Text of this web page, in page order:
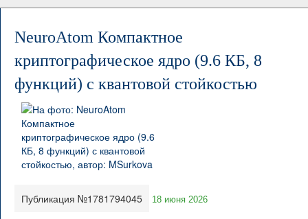
NeuroAtom Компактное
криптографическое ядро (9.6 КБ, 8
функций) с квантовой стойкостью
Публикация №1781794045 18 июня 2026